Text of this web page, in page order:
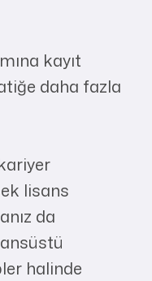
kayıt
daha fazla
lisans
da
halinde